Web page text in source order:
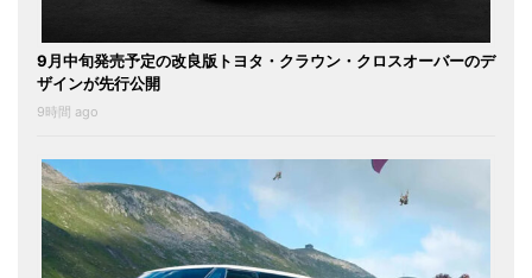
9月中旬発売予定の改良版トヨタ・クラウン・クロスオーバーのデ
ザインが先行公開
9時間 ago